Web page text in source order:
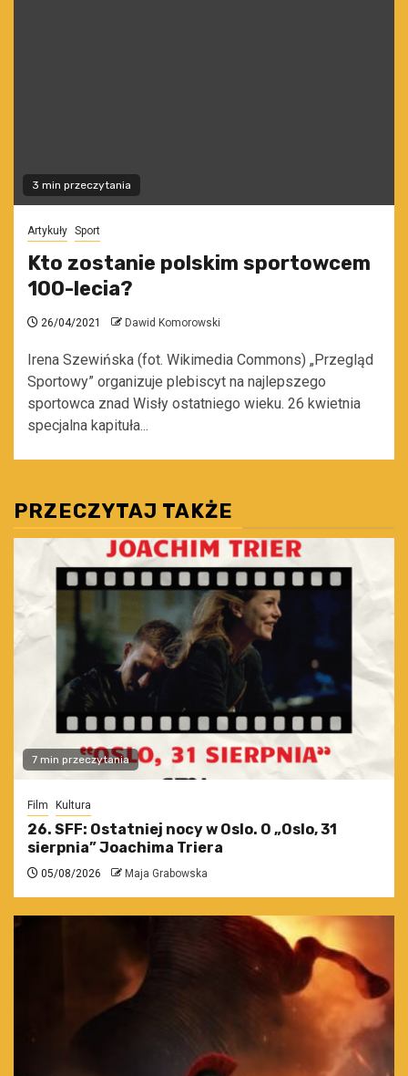
3 min przeczytania
Artykuły Sport
Kto zostanie polskim sportowcem
100-lecia?
26/04/2021 Dawid Komorowski
Irena Szewińska (fot. Wikimedia Commons) „Przegląd
Sportowy” organizuje plebiscyt na najlepszego
sportowca znad Wisły ostatniego wieku. 26 kwietnia
specjalna kapituła...
PRZECZYTAJ TAKŻE
7 min przeczytania
Film Kultura
26. SFF: Ostatniej nocy w Oslo. O „Oslo, 31
sierpnia” Joachima Triera
05/08/2026 Maja Grabowska